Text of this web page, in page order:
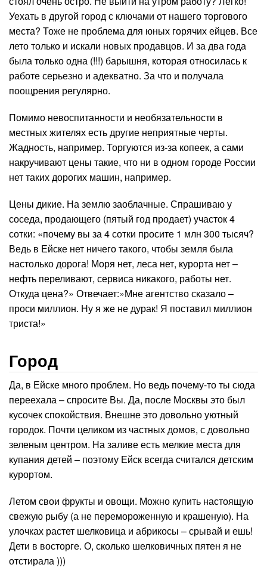
Уехать в другой город с ключами от нашего торгового
места? Тоже не проблема для юных горячих ейцев. Все
лето только и искали новых продавцов. И за два года
была только одна (!!!) барышня, которая относилась к
работе серьезно и адекватно. За что и получала
поощрения регулярно.
Помимо невоспитанности и необязательности в
местных жителях есть другие неприятные черты.
Жадность, например. Торгуются из-за копеек, а сами
накручивают цены такие, что ни в одном городе России
нет таких дорогих машин, например.
Цены дикие. На землю заоблачные. Спрашиваю у
соседа, продающего (пятый год продает) участок 4
сотки: «почему вы за 4 сотки просите 1 млн 300 тысяч?
Ведь в Ейске нет ничего такого, чтобы земля была
настолько дорога! Моря нет, леса нет, курорта нет –
нефть переливают, сервиса никакого, работы нет.
Откуда цена?» Отвечает:»Мне агентство сказало –
проси миллион. Ну я же не дурак! Я поставил миллион
триста!»
Город
Да, в Ейске много проблем. Но ведь почему-то ты сюда
переехала – спросите Вы. Да, после Москвы это был
кусочек спокойствия. Внешне это довольно уютный
городок. Почти целиком из частных домов, с довольно
зеленым центром. На заливе есть мелкие места для
купания детей – поэтому Ейск всегда считался детским
курортом.
Летом свои фрукты и овощи. Можно купить настоящую
свежую рыбу (а не перемороженную и крашеную). На
улочках растет шелковица и абрикосы – срывай и ешь!
Дети в восторге. О, сколько шелковичных пятен я не
отстирала )))